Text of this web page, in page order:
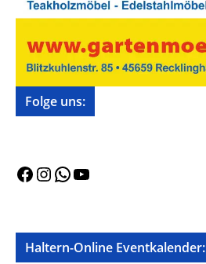
Folge uns:
Facebook
Instagram
WhatsApp
YouTube
Haltern-Online Eventkalender: